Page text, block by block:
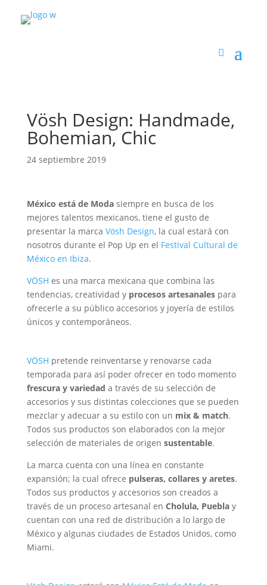
Vösh Design: Handmade,
Bohemian, Chic
24 septiembre 2019
México está de Moda siempre en busca de los
mejores talentos mexicanos, tiene el gusto de
presentar la marca Vösh Design, la cual estará con
nosotros durante el Pop Up en el Festival Cultural de
México en Ibiza.
VÖSH es una marca mexicana que combina las
tendencias, creatividad y procesos artesanalespara
ofrecerle a su público accesorios y joyería de estilos
únicos y contemporáneos.
VÖSH pretende reinventarse y renovarse cada
temporada para así poder ofrecer en todo momento
frescura y variedad a través de su selección de
accesorios y sus distintas colecciones que se pueden
mezclar y adecuar a su estilo con un mix & match.
Todos sus productos son elaborados con la mejor
selección de materiales de origen sustentable.
La marca cuenta con una línea en constante
expansión; la cual ofrece pulseras, collares y aretes.
Todos sus productos y accesorios son creados a
través de un proceso artesanal en Cholula, Pueblay
cuentan con una red de distribución a lo largo de
México y algunas ciudades de Estados Unidos, como
Miami.